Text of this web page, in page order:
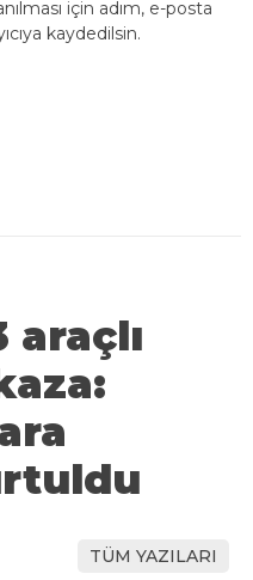
için adım, e-posta
kaydedilsin.
araçlı
TÜM YAZILARI